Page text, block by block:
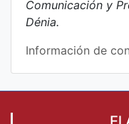
Comunicación y
Dénia.
Información de